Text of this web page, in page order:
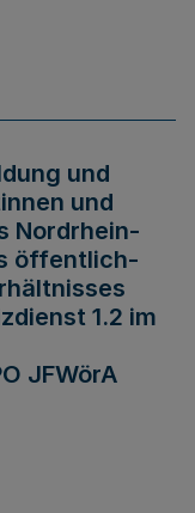
und
und
Nordrhein-
öffentlich-
1.2 im
JFWörA